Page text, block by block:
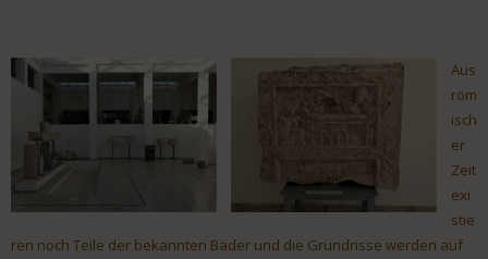
Aus
röm
isch
er
Zeit
exi
stie
ren noch Teile der bekannten Bäder und die Grundrisse werden auf